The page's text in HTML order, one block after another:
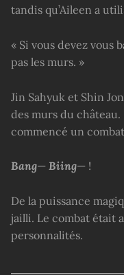
tandis qu’Aileen a
« Si vous devez vous
pas les murs. »
Jin Sahyuk et Shin
des murs du château.
commencé un
Bang— Biing— !
De la puissance
jailli. Le combat était
personnalités.